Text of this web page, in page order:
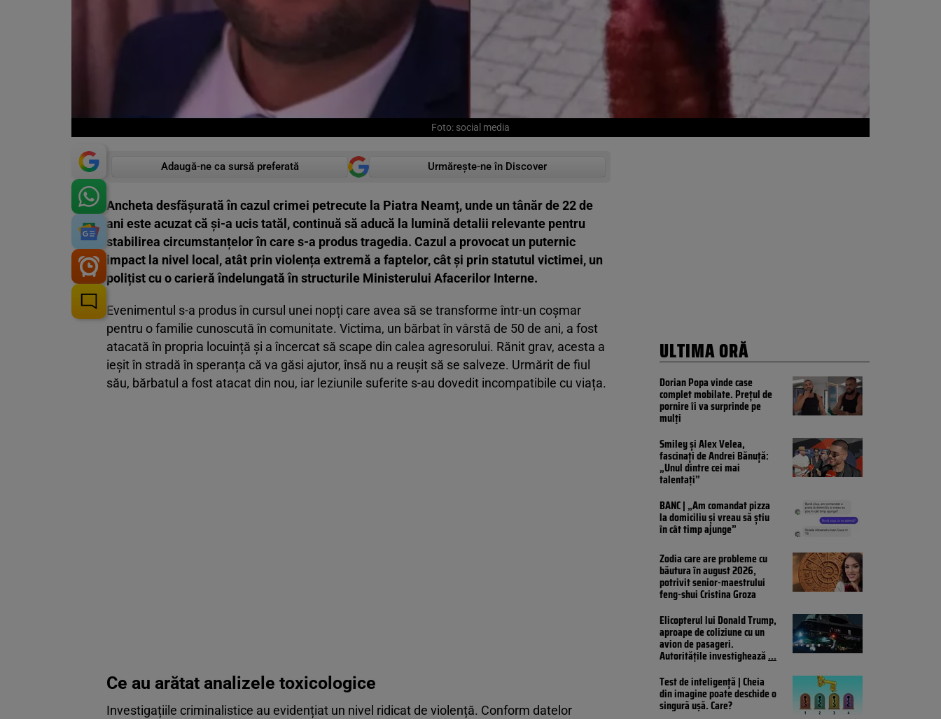
Foto: social media
Adaugă-ne ca sursă preferată Urmărește-ne în Discover
Ancheta desfășurată în cazul crimei petrecute la Piatra Neamț, unde un tânăr de 22 de
ani este acuzat că și-a ucis tatăl, continuă să aducă la lumină detalii relevante pentru
stabilirea circumstanțelor în care s-a produs tragedia. Cazul a provocat un puternic
impact la nivel local, atât prin violența extremă a faptelor, cât și prin statutul victimei, un
polițist cu o carieră îndelungată în structurile Ministerului Afacerilor Interne.
Evenimentul s-a produs în cursul unei nopți care avea să se transforme într-un coșmar
pentru o familie cunoscută în comunitate. Victima, un bărbat în vârstă de 50 de ani, a fost
atacată în propria locuință și a încercat să scape din calea agresorului. Rănit grav, acesta a
ieșit în stradă în speranța că va găsi ajutor, însă nu a reușit să se salveze. Urmărit de fiul
său, bărbatul a fost atacat din nou, iar leziunile suferite s-au dovedit incompatibile cu viața.
Ce au arătat analizele toxicologice
Investigațiile criminalistice au evidențiat un nivel ridicat de violență. Conform datelor
ULTIMA ORĂ
Dorian Popa vinde case
complet mobilate. Prețul de
pornire îi va surprinde pe
mulți
Smiley și Alex Velea,
fascinați de Andrei Bănuță:
„Unul dintre cei mai
talentați”
BANC | „Am comandat pizza
la domiciliu și vreau să știu
în cât timp ajunge”
Zodia care are probleme cu
băutura în august 2026,
potrivit senior-maestrului
feng-shui Cristina Groza
Elicopterul lui Donald Trump,
aproape de coliziune cu un
avion de pasageri.
Autoritățile investighează...
Test de inteligență | Cheia
din imagine poate deschide o
singură ușă. Care?